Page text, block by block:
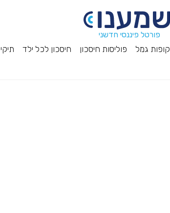
פורטל פיננסי חדשני
קופות גמל פוליסות חיסכון חיסכון לכל ילד